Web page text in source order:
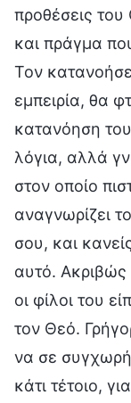
προθέσεις
και πράγμα
Τον
εμπειρία, θα
κατανόηση
λόγια, αλλά
στον οποίο
αναγνωρίζει
σου, και
αυτό.
οι φίλοι του
τον Θεό.
να σε
κάτι τέτοιο,